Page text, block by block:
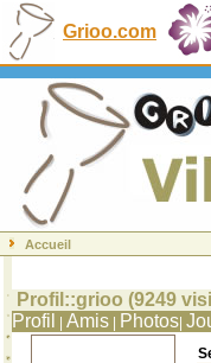
Grioo.com
Accueil
Profil::grioo (9249
Profil
Amis Photos